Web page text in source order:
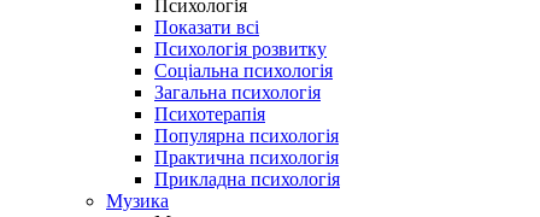
Психологія
Показати всі
Психологія розвитку
Соціальна психологія
Загальна психологія
Психотерапія
Популярна психологія
Практична психологія
Прикладна психологія
Музика